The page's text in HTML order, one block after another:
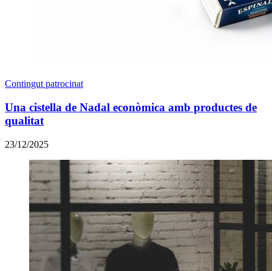
Contingut patrocinat
Una cistella de Nadal econòmica amb productes de
qualitat
23/12/2025